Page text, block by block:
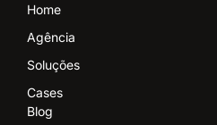
Home
Agência
Soluções
Cases
Blog